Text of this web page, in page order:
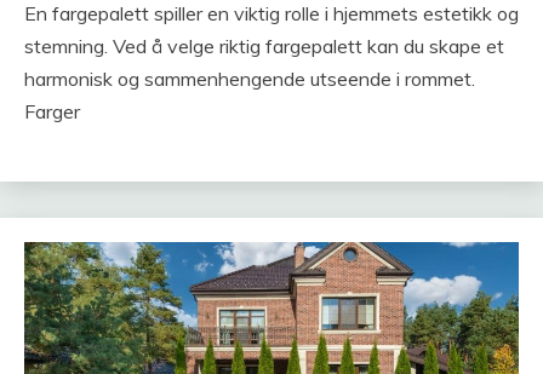
En fargepalett spiller en viktig rolle i hjemmets estetikk og
stemning. Ved å velge riktig fargepalett kan du skape et
harmonisk og sammenhengende utseende i rommet.
Farger